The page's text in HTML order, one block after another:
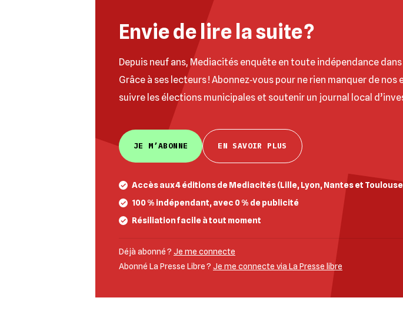
Envie de lire la suite ?
Depuis neuf ans, Mediacités enquête en toute indépendance
Grâce à ses lecteurs ! Abonnez‐vous pour ne rien manquer de nos
suivre les élections municipales et soutenir un journal local
JE M’ABONNE EN SAVOIR PLUS
Accès aux 4 éditions de Mediacités (Lille, Lyon, Nantes et
100 % indépendant, avec 0 % de publicité
Résiliation facile à tout moment
Déjà abonné ? Je me connecte
Abonné La Presse Libre ? Je me connecte via La Presse libre